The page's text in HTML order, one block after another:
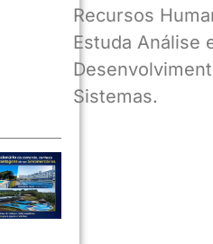
Recursos
Estuda Análise
Sistemas.